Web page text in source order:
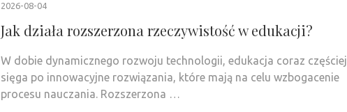
2026-08-04
Jak działa rozszerzona rzeczywistość w edukacji?
W dobie dynamicznego rozwoju technologii, edukacja coraz częściej
sięga po innowacyjne rozwiązania, które mają na celu wzbogacenie
procesu nauczania. Rozszerzona …